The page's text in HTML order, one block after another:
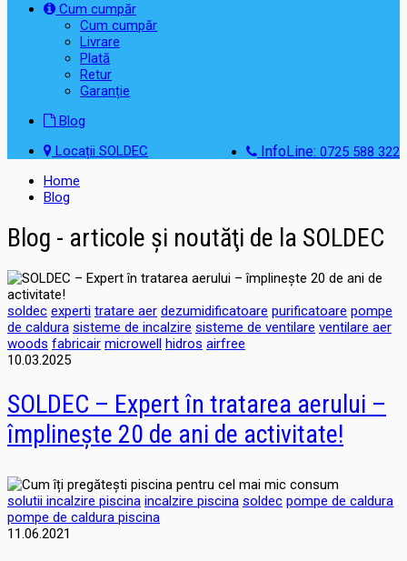
Cum cumpăr
Cum cumpăr
Livrare
Plată
Retur
Garanție
Blog
InfoLine: 0725 588 322
Locații SOLDEC
Home
Blog
Blog - articole şi noutăţi de la SOLDEC
soldec experti tratare aer dezumidificatoare purificatoare pompe
de caldura sisteme de incalzire sisteme de ventilare ventilare aer
woods fabricair microwell hidros airfree
10.03.2025
SOLDEC – Expert în tratarea aerului –
împlinește 20 de ani de activitate!
solutii incalzire piscina incalzire piscina soldec pompe de caldura
pompe de caldura piscina
11.06.2021